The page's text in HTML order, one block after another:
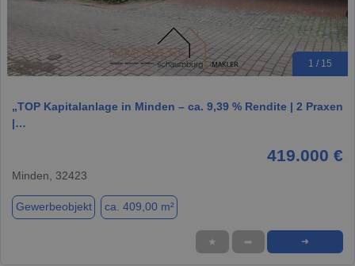
1 / 15
„TOP Kapitalanlage in Minden – ca. 9,39 % Rendite | 2 Praxen
|…
419.000 €
Minden, 32423
Gewerbeobjekt ca. 409,00 m²
★ ➦ ➜